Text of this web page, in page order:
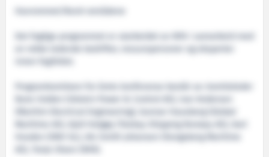
Havrommet/Nord-områdene
Det faglige programmet er utarbeidet av NFA i samarbeid med
en rekke ledende bedrifter, ressurspersoner og eksperter
innen fagfeltet.
Programkomiteen for årets konferanse består av: komiteleder
Rune Volden (Ulstein Power & Control AS), Ivar Andersen
(Maritim Electrical Engineering), Gunnar Hausberg (Global
Maritime AS), Kjell Helgøy (Teekay Shipping Norway AS), Karl
Hovden (DNV GL), Alv Smith Johansen (Kongsberg Maritime
AS), Tonje Olsen (NFA).